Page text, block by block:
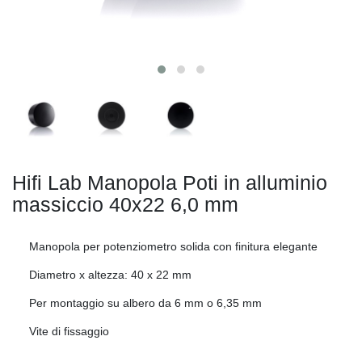
Hifi Lab Manopola Poti in alluminio
massiccio 40x22 6,0 mm
Manopola per potenziometro solida con finitura elegante
Diametro x altezza: 40 x 22 mm
Per montaggio su albero da 6 mm o 6,35 mm
Vite di fissaggio